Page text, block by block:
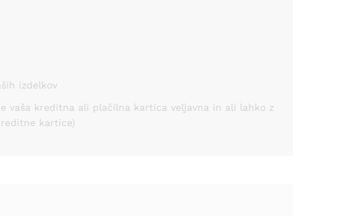
izdelkov
vaša kreditna ali plačilna kartica veljavna in ali lahko z
kartice)